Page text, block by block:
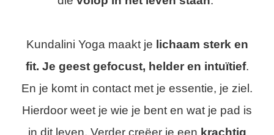
Kundalini Yoga maakt je lichaam sterk en
fit. Je geest gefocust, helder en intuïtief.
En je komt in contact met je essentie, je ziel.
Hierdoor weet je wie je bent en wat je pad is
in dit leven. Verder creëer je een krachtig